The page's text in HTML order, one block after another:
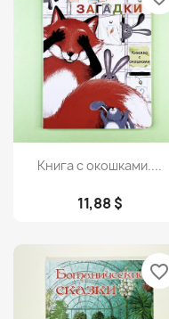
 Просмотр
Книга с окошками....
11,88 $
favorite_border